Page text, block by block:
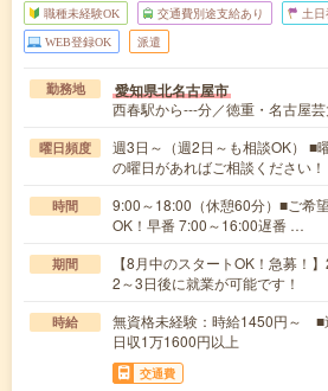
職種未経験OK 交通費別途支給あり 土
WEB登録OK 派遣
勤務地 愛知県北名古屋市
西春駅から---分／徳重・名古屋
曜日頻度
週3日～（週2日～も相談OK） ■
の曜日があればご相談ください！
時間
9:00～18:00（休憩60分）■ご希
OK！早番 7:00～16:00遅番 …
期間
【8月中のスタートOK！急募！
2～3日後に就業が可能です！
時給
無資格未経験：時給1450円～
日収1万1600円以上
交通費